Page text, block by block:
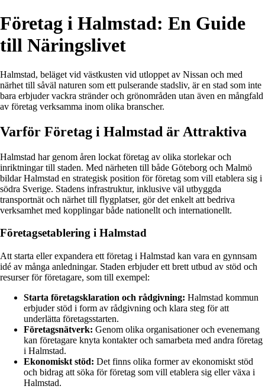
Företag i Halmstad: En Guide
till Näringslivet
Halmstad, beläget vid västkusten vid utloppet av Nissan och med
närhet till såväl naturen som ett pulserande stadsliv, är en stad som inte
bara erbjuder vackra stränder och grönområden utan även en mångfald
av företag verksamma inom olika branscher.
Varför Företag i Halmstad är Attraktiva
Halmstad har genom åren lockat företag av olika storlekar och
inriktningar till staden. Med närheten till både Göteborg och Malmö
bildar Halmstad en strategisk position för företag som vill etablera sig i
södra Sverige. Stadens infrastruktur, inklusive väl utbyggda
transportnät och närhet till flygplatser, gör det enkelt att bedriva
verksamhet med kopplingar både nationellt och internationellt.
Företagsetablering i Halmstad
Att starta eller expandera ett företag i Halmstad kan vara en gynnsam
idé av många anledningar. Staden erbjuder ett brett utbud av stöd och
resurser för företagare, som till exempel:
Starta företagsklaration och rådgivning: Halmstad kommun
erbjuder stöd i form av rådgivning och klara steg för att
underlätta företagsstarten.
Företagsnätverk: Genom olika organisationer och evenemang
kan företagare knyta kontakter och samarbeta med andra företag
i Halmstad.
Ekonomiskt stöd: Det finns olika former av ekonomiskt stöd
och bidrag att söka för företag som vill etablera sig eller växa i
Halmstad.